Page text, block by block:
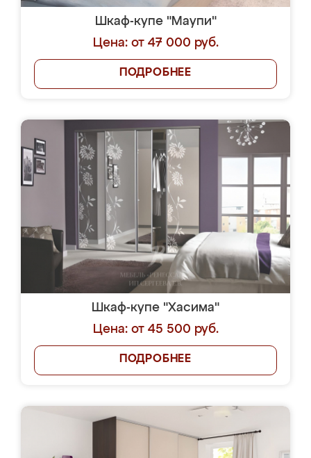
Шкаф-купе "Маупи"
Цена: от 47 000 руб.
ПОДРОБНЕЕ
Шкаф-купе "Хасима"
Цена: от 45 500 руб.
ПОДРОБНЕЕ